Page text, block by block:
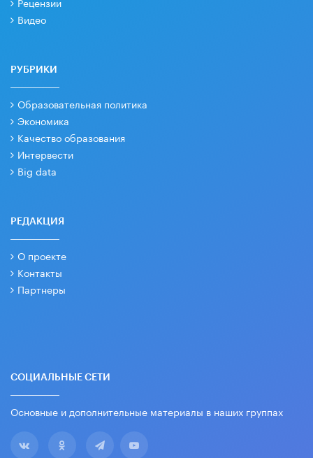
Видео
РУБРИКИ
Образовательная политика
Экономика
Качество образования
Интервести
Big data
РЕДАКЦИЯ
О проекте
Контакты
Партнеры
СОЦИАЛЬНЫЕ СЕТИ
Основные и дополнительные материалы в наших группах